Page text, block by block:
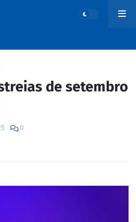
de setembro
0